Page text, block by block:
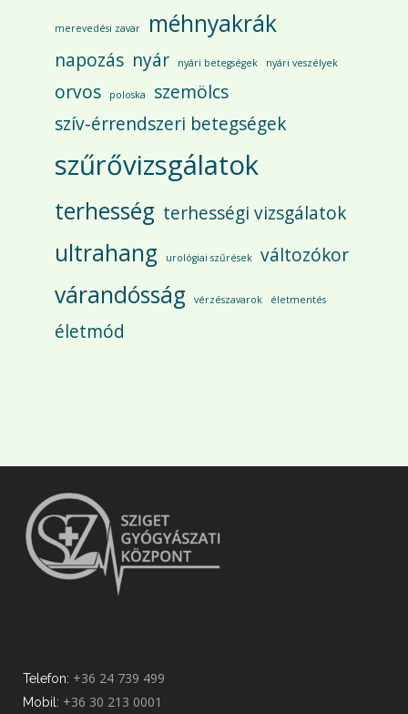
merevedési zavar méhnyakrák
napozás nyár nyári betegségek nyári veszélyek
orvos poloska
szemölcs
szív-érrendszeri betegségek
szűrővizsgálatok
terhesség terhességi vizsgálatok
ultrahang urológiai szűrések változókor
várandósság vérzészavarok életmentés
életmód
Telefon: +36 24 739 499
Mobil: +36 30 213 0001